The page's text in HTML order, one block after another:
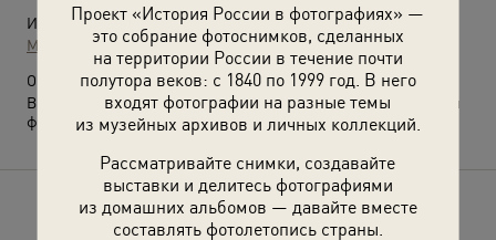
Проект «История России в фотографиях» —
это собрание фотоснимков, сделанных
на территории России в течение почти
полутора веков: с 1840 по 1999 год. В него
входят фотографии на разные темы
из музейных архивов и личных коллекций.
Рассматривайте снимки, создавайте
выставки и делитесь фотографиями
из домашних альбомов — давайте вместе
составлять фотолетопись страны.
Источники:
МАММ / МДФ
О фотографии:
Выставки
«Будни эпохи застоя»и«Приятного полета!»
с этой
фотографией.
Расскажите друзьям об этом фото